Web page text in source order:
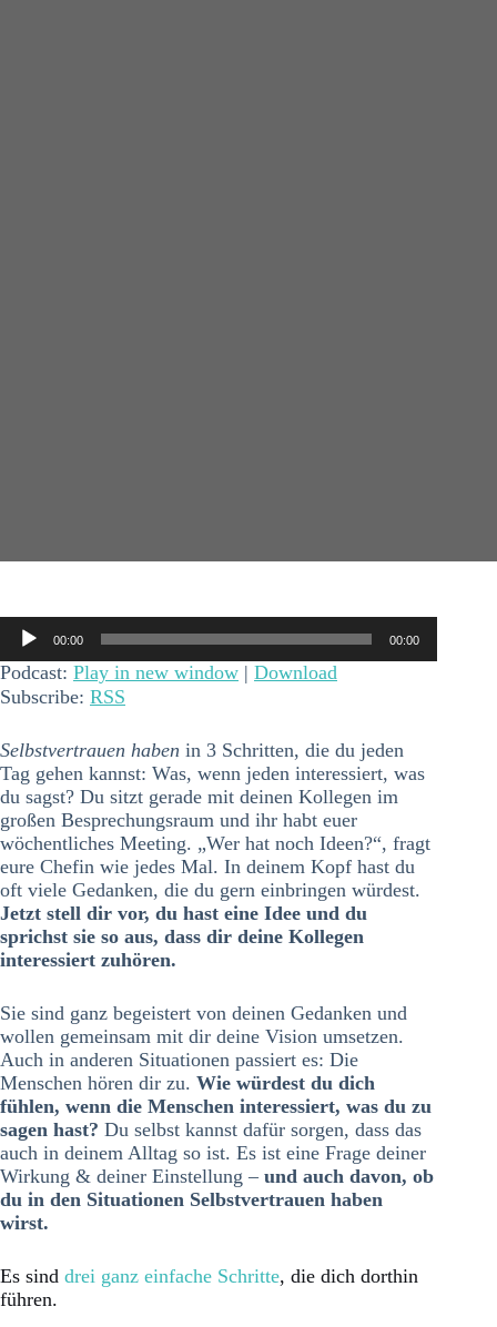
Audio-
Player
00:00 00:00
Podcast: Play in new window | Download
Subscribe: RSS
Selbstvertrauen haben in 3 Schritten, die du jeden
Tag gehen kannst: Was, wenn jeden interessiert, was
du sagst? Du sitzt gerade mit deinen Kollegen im
großen Besprechungsraum und ihr habt euer
wöchentliches Meeting. „Wer hat noch Ideen?“, fragt
eure Chefin wie jedes Mal. In deinem Kopf hast du
oft viele Gedanken, die du gern einbringen würdest.
Jetzt stell dir vor, du hast eine Idee und du
sprichst sie so aus, dass dir deine Kollegen
interessiert zuhören.
Sie sind ganz begeistert von deinen Gedanken und
wollen gemeinsam mit dir deine Vision umsetzen.
Auch in anderen Situationen passiert es: Die
Menschen hören dir zu. Wie würdest du dich
fühlen, wenn die Menschen interessiert, was du zu
sagen hast? Du selbst kannst dafür sorgen, dass das
auch in deinem Alltag so ist. Es ist eine Frage deiner
Wirkung & deiner Einstellung – und auch davon, ob
du in den Situationen Selbstvertrauen haben
wirst.
Es sind drei ganz einfache Schritte, die dich dorthin
führen.